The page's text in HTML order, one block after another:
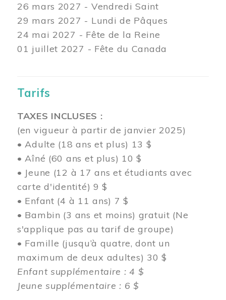
26 mars 2027 - Vendredi Saint
29 mars 2027 - Lundi de Pâques
24 mai 2027 - Fête de la Reine
01 juillet 2027 - Fête du Canada
Tarifs
TAXES INCLUSES :
(en vigueur à partir de janvier 2025)
• Adulte (18 ans et plus) 13 $
• Aîné (60 ans et plus) 10 $
• Jeune (12 à 17 ans et étudiants avec
carte d'identité) 9 $
• Enfant (4 à 11 ans) 7 $
• Bambin (3 ans et moins) gratuit (Ne
s'applique pas au tarif de groupe)
• Famille (jusqu’à quatre, dont un
maximum de deux adultes) 30 $
Enfant supplémentaire : 4 $
Jeune supplémentaire : 6 $